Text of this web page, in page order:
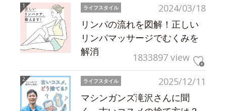
2024/03/18
ライフスタイル
リンパの流れを図解！正しい
リンパマッサージでむくみを
解消
1833897 view
2025/12/11
ライフスタイル
マシンガンズ滝沢さんに聞